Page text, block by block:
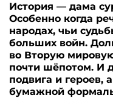
История — дама
Особенно когда
народах, чьи
больших войн.
во Вторую
почти шёпотом. И
подвига и героев,
бумажной